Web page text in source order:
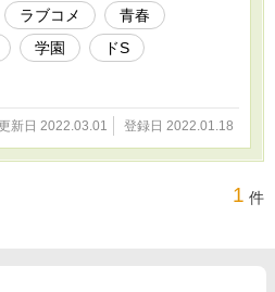
敦史（こばやし あつし）…同じく
去年、東京から転入してきたイケメ
チャラい。 ★このお話はフィクショ
前、地名、団体、学校、など実在の
係がありません。 他サイトでも以前
品と同じ内容になります
ラブコメ
青春
学園
ドS
新日 2022.03.01 登録日 2022.01.18
1 件